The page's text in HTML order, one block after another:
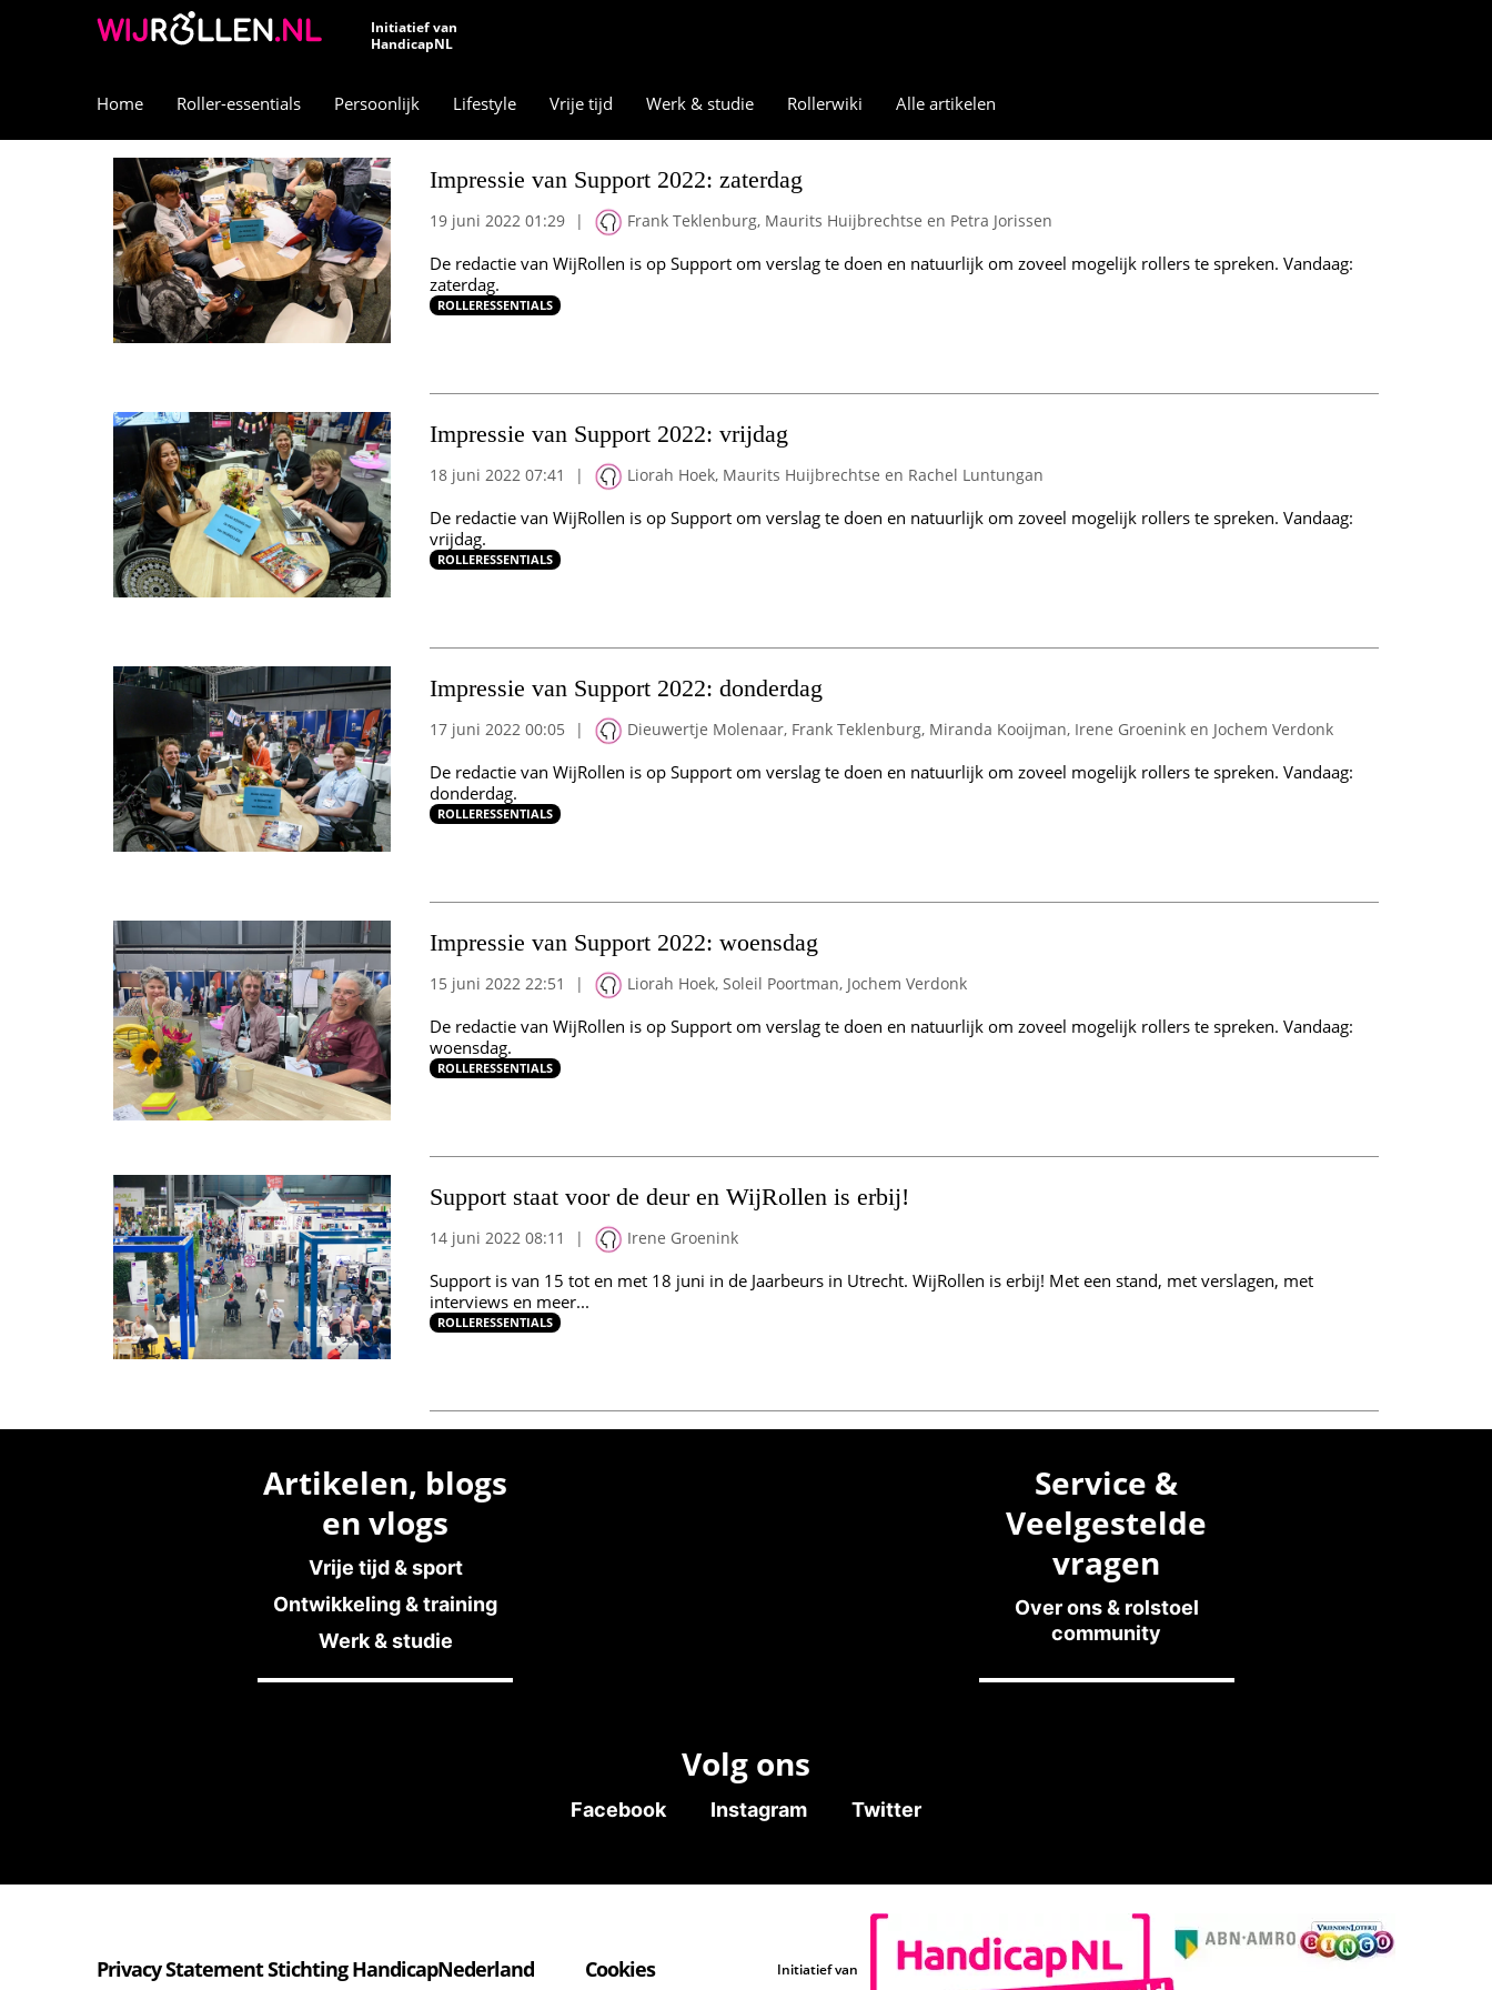
Initiatief van
HandicapNL
Home Roller-essentials Persoonlijk Lifestyle Vrije tijd Werk & studie Rollerwiki Alle artikelen
Impressie van Support 2022: zaterdag
19 juni 2022 01:29 | Frank Teklenburg, Maurits Huijbrechtse en Petra Jorissen
De redactie van WijRollen is op Support om verslag te doen en natuurlijk om zoveel mogelijk rollers te spreken. Vandaag:
zaterdag.
ROLLERESSENTIALS
Impressie van Support 2022: vrijdag
18 juni 2022 07:41 | Liorah Hoek, Maurits Huijbrechtse en Rachel Luntungan
De redactie van WijRollen is op Support om verslag te doen en natuurlijk om zoveel mogelijk rollers te spreken. Vandaag:
vrijdag.
ROLLERESSENTIALS
Impressie van Support 2022: donderdag
17 juni 2022 00:05 | Dieuwertje Molenaar, Frank Teklenburg, Miranda Kooijman, Irene Groenink en Jochem Verdonk
De redactie van WijRollen is op Support om verslag te doen en natuurlijk om zoveel mogelijk rollers te spreken. Vandaag:
donderdag.
ROLLERESSENTIALS
Impressie van Support 2022: woensdag
15 juni 2022 22:51 | Liorah Hoek, Soleil Poortman, Jochem Verdonk
De redactie van WijRollen is op Support om verslag te doen en natuurlijk om zoveel mogelijk rollers te spreken. Vandaag:
woensdag.
ROLLERESSENTIALS
Support staat voor de deur en WijRollen is erbij!
14 juni 2022 08:11 | Irene Groenink
Support is van 15 tot en met 18 juni in de Jaarbeurs in Utrecht. WijRollen is erbij! Met een stand, met verslagen, met
interviews en meer...
ROLLERESSENTIALS
Artikelen, blogs
en vlogs
Vrije tijd & sport
Ontwikkeling & training
Werk & studie
Service &
Veelgestelde
vragen
Over ons & rolstoel
community
Volg ons
Facebook Instagram Twitter
Privacy Statement Stichting HandicapNederland Cookies Initiatief van